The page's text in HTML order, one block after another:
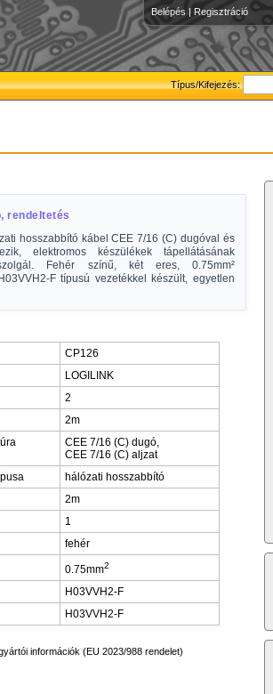
Belépés | Regisztráció
Típus/Kifejezés:
rendeltetés
hosszabbító kábel CEE 7/16 (C) dugóval és
elektromos készülékek tápellátásának
Fehér színű, két eres, 0.75mm²
F típusú vezetékkel készült, egyetlen
CP126
LOGILINK
2
2m
CEE 7/16 (C) dugó,
CEE 7/16 (C) aljzat
hálózati hosszabbító
2m
1
fehér
0.75mm2
H03VVH2-F
H03VVH2-F
információk (EU 2023/988 rendelet)